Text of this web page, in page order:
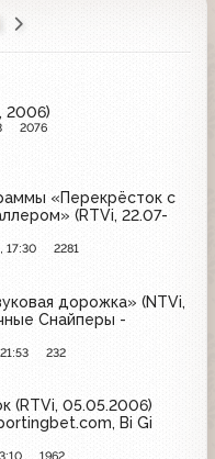
2006)
2076
«Перекрёсток с
(RTVi, 22.07-
17:30 2281
дорожка» (NTVi,
Снайперы -
232
(RTVi, 05.05.2006)
Bi Gi